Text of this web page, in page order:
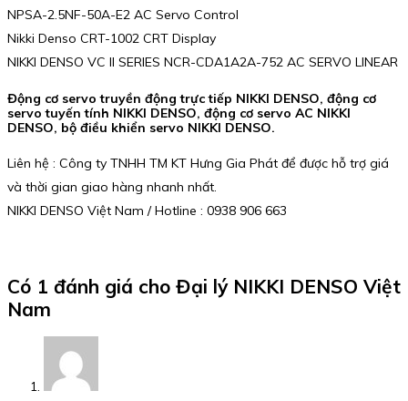
NPSA-2.5NF-50A-E2 AC Servo Control
Nikki Denso CRT-1002 CRT Display
NIKKI DENSO VC II SERIES NCR-CDA1A2A-752 AC SERVO LINEAR
Động cơ servo truyền động trực tiếp NIKKI DENSO, động cơ
servo tuyến tính NIKKI DENSO, động cơ servo AC NIKKI
DENSO, bộ điều khiển servo NIKKI DENSO.
Liên hệ : Công ty TNHH TM KT Hưng Gia Phát để được hỗ trợ giá
và thời gian giao hàng nhanh nhất.
NIKKI DENSO Việt Nam / Hotline : 0938 906 663
Có 1 đánh giá cho Đại lý NIKKI DENSO Việt
Nam